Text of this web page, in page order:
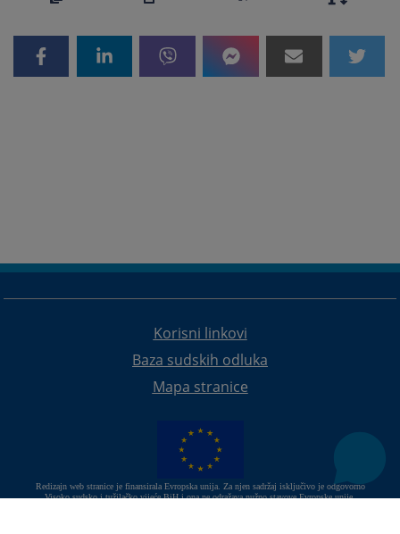
Korisni linkovi
Baza sudskih odluka
Mapa stranice
Redizajn web stranice je finansirala Evropska unija. Za njen sadržaj isključivo je odgovorno
Visoko sudsko i tužilačko vijeće BiH i ona ne odražava nužno stavove Evropske unije.